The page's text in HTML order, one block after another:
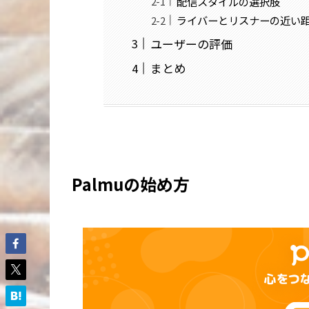
ライバーとリスナーの近い
ユーザーの評価
まとめ
Palmuの始め方